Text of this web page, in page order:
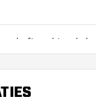
shafts achter de
materiaal of dikte